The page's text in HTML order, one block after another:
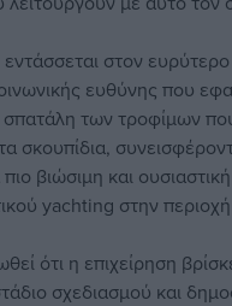
εντάσσεται στον
ευθύνης που
σπατάλη των τροφίμων
σκουπίδια,
βιώσιμη και
yachting στην
ότι η επιχείρηση
σχεδιασμού και